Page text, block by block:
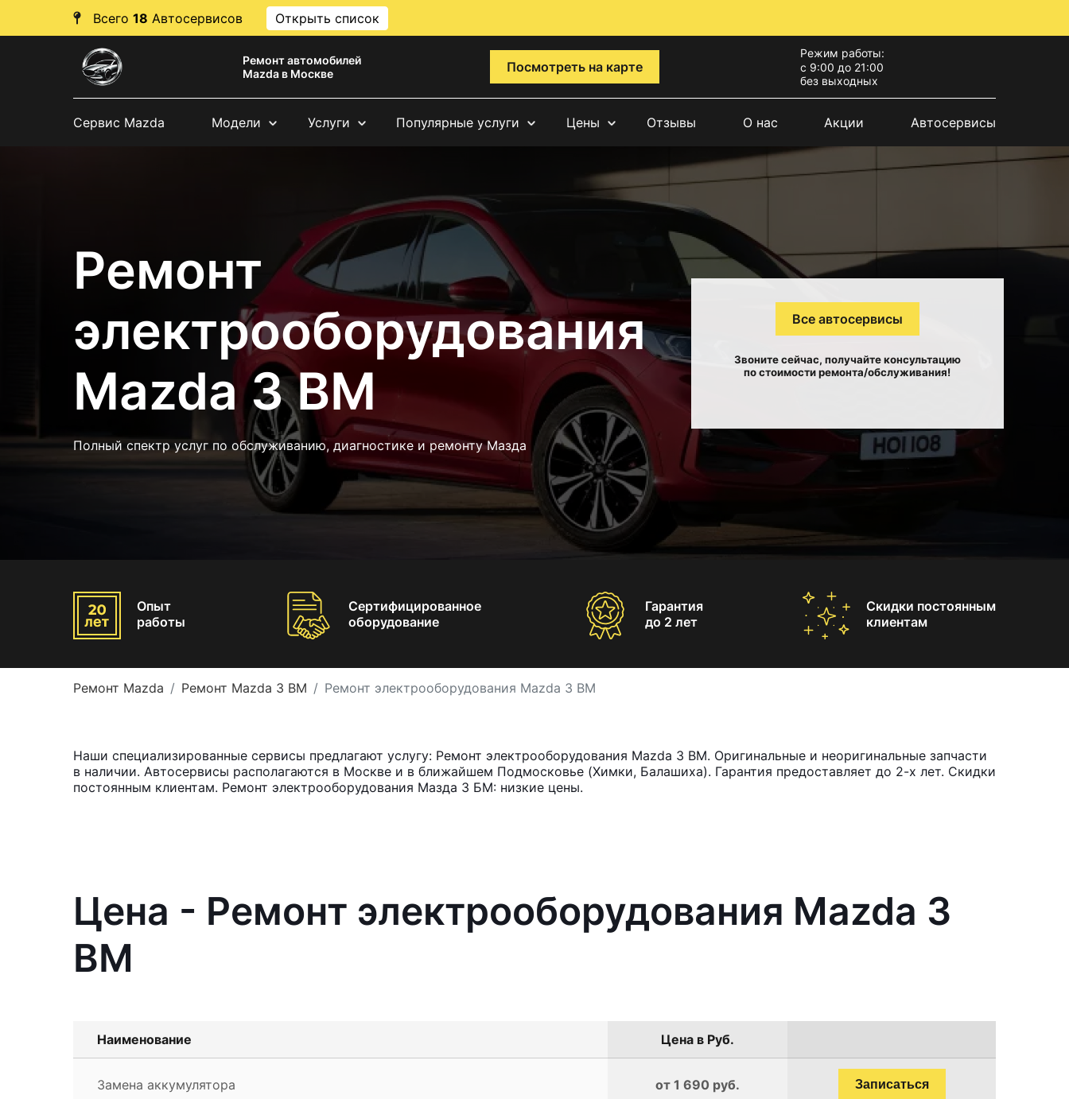
Всего 18 Автосервисов Открыть список
Ремонт автомобилей
Mazda в Москве
Посмотреть на карте
Режим работы:
с 9:00 до 21:00
без выходных
Сервис Mazda Модели Услуги Популярные услуги Цены Отзывы О нас Акции Автосервисы
Ремонт
электрооборудования
Mazda 3 BM
Полный спектр услуг по обслуживанию, диагностике и ремонту Мазда
Все автосервисы
Звоните сейчас, получайте консультацию
по стоимости ремонта/обслуживания!
Опыт
работы
Сертифицированное
оборудование
Гарантия
до 2 лет
Скидки постоянным
клиентам
Ремонт Mazda Ремонт Mazda 3 BM Ремонт электрооборудования Mazda 3 BM
Наши специализированные сервисы предлагают услугу: Ремонт электрооборудования Mazda 3 BM. Оригинальные и неоригинальные запчасти
в наличии. Автосервисы располагаются в Москве и в ближайшем Подмосковье (Химки, Балашиха). Гарантия предоставляет до 2-х лет. Скидки
постоянным клиентам. Ремонт электрооборудования Мазда 3 БМ: низкие цены.
Цена - Ремонт электрооборудования Mazda 3
BM
Наименование Цена в Руб.
Замена аккумулятора от 1 690 руб. Записаться